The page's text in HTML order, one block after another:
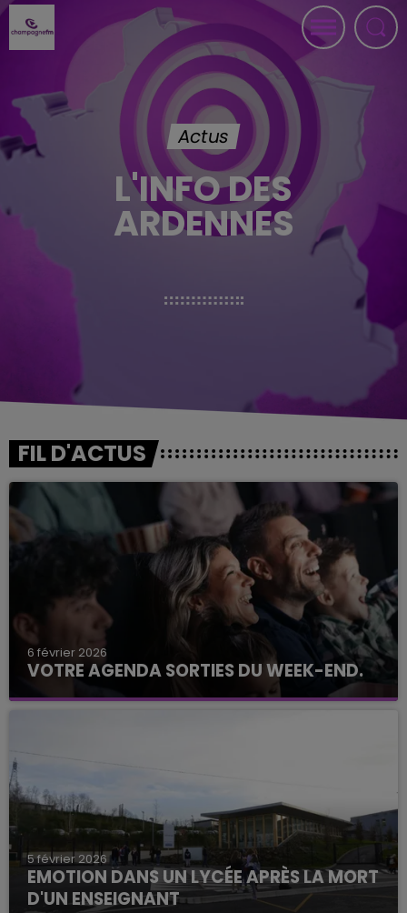
Actus
L'INFO DES
ARDENNES
FIL D'ACTUS
6 février 2026
VOTRE AGENDA SORTIES DU WEEK-END.
5 février 2026
EMOTION DANS UN LYCÉE APRÈS LA MORT
D'UN ENSEIGNANT